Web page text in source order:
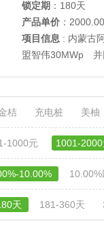
锁定期 ：180天
产品单价 ：
项目信息 : 内蒙古
盟智伟30MWp 并
桔 充电桩 美柚
1000元 1001-
10.00%
天 181-360天